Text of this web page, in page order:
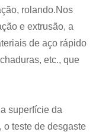
rolando.Nos
e extrusão, a
de aço rápido
etc., que
superfície da
o teste de desgaste